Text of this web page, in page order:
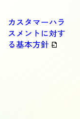
カスタマーハラ
スメントに対す
る基本方針